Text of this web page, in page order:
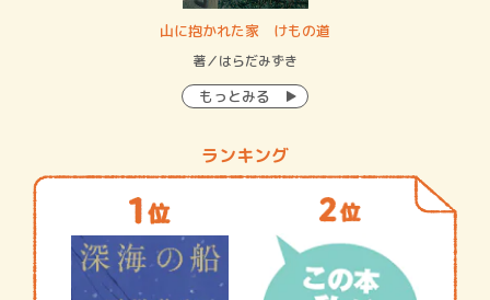
山に抱かれた家 けもの道
著／はらだみずき
もっとみる
ランキング